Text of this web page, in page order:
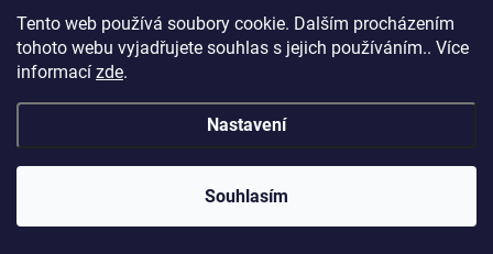
Tento web používá soubory cookie. Dalším procházením
tohoto webu vyjadřujete souhlas s jejich používáním.. Více
informací zde.
Nastavení
Souhlasím